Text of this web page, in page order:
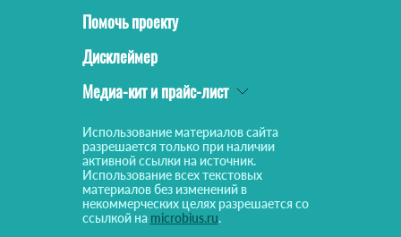
Помочь проекту
Дисклеймер
Медиа-кит и прайс-лист
Использование материалов сайта
разрешается только при наличии
активной ссылки на источник.
Использование всех текстовых
материалов без изменений в
некоммерческих целях разрешается со
ссылкой на microbius.ru.